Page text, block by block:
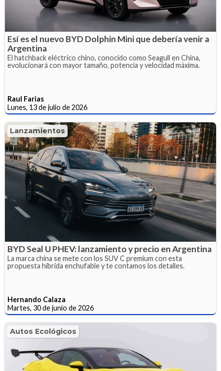
Esí es el nuevo BYD Dolphin Mini que debería venir a
Argentina
El hatchback eléctrico chino, conocido como Seagull en China,
evolucionará con mayor tamaño, potencia y velocidad máxima.
Raul Farias
Lunes, 13 de julio de 2026
Lanzamientos
BYD Seal U PHEV: lanzamiento y precio en Argentina
La marca china se mete con los SUV C premium con esta
propuesta híbrida enchufable y te contamos los detalles.
Hernando Calaza
Martes, 30 de junio de 2026
Autos Ecológicos